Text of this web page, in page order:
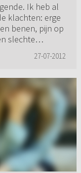
Ik heb al
klachten: erge
benen, pijn op
slechte
27-07-2012